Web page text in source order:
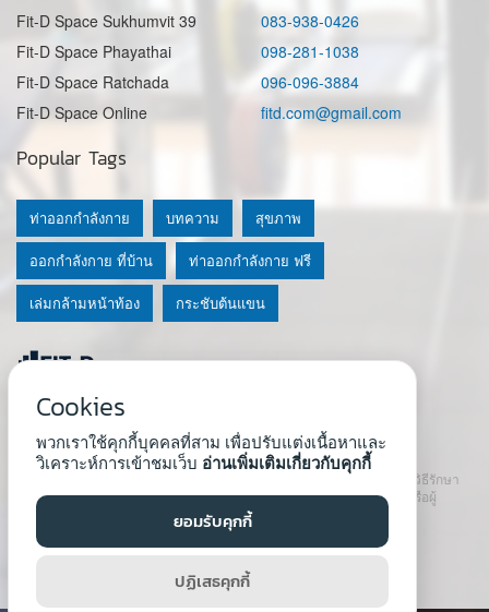
Fit-D Space Sukhumvit 39
083-938-0426
Fit-D Space Phayathai
098-281-1038
Fit-D Space Ratchada
096-096-3884
Fit-D Space Online
fitd.com@gmail.com
© 2020 Fit-D.com & Fit-D Finess
About Us | นโยบายความเป็นส่วนตัว|เงื่อนไขการใช้เว็บ
เนื้อหาที่ใช้ในเว็บนี้ ไม่สามารถใช้แทนคำปรึกษา คำแนะนำ วินิจฉัย หรือวิธีรักษา
โรคที่แนะนำจากผู้เชี่ยวชาญหรือแพทย์ได้ เราสนับสนุนให้ปรึกษาแพทย์หรือผู้
เชี่ยวชาญก่อนเริ่มโปรแกรมใหม่ทุกครั้ง
Developed by :
Popular Tags
ท่าออกกำลังกาย บทความ สุขภาพ
ออกกำลังกาย ที่บ้าน ท่าออกกำลังกาย ฟรี
เล่มกล้ามหน้าท้อง กระชับต้นแขน
Cookies
พวกเราใช้คุกกี้บุคคลที่สาม เพื่อปรับแต่งเนื้อหาและ
วิเคราะห์การเข้าชมเว็บ อ่านเพิ่มเติมเกี่ยวกับคุกกี้
ยอมรับคุกกี้
ปฏิเสธคุกกี้